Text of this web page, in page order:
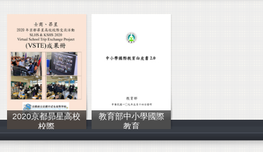
2020京都昴星高校
校際
士林高商
教育部中小學國際
教育
教育部